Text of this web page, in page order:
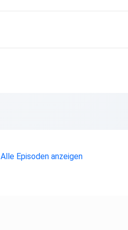
Alle Episoden anzeigen